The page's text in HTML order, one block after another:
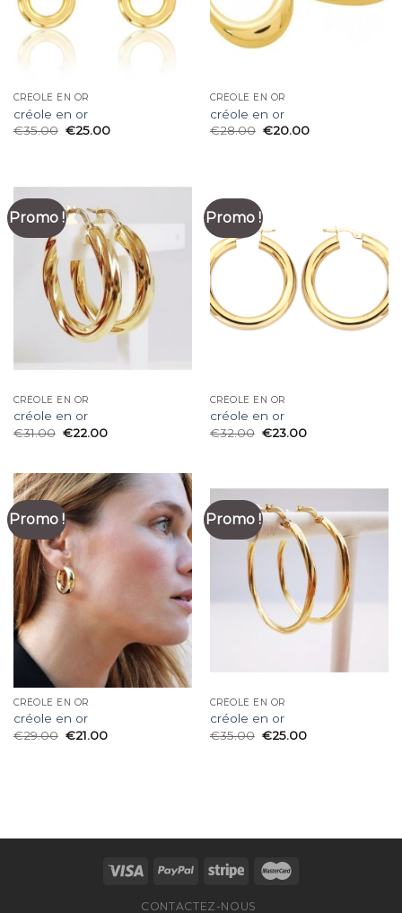
CRÉOLE EN OR
créole en or
€35.00 €25.00
CRÉOLE EN OR
créole en or
€28.00 €20.00
Promo !
CRÉOLE EN OR
créole en or
€31.00 €22.00
Promo !
CRÉOLE EN OR
créole en or
€32.00 €23.00
Promo !
CRÉOLE EN OR
créole en or
€29.00 €21.00
Promo !
CRÉOLE EN OR
créole en or
€35.00 €25.00
CONTACTEZ-NOUS